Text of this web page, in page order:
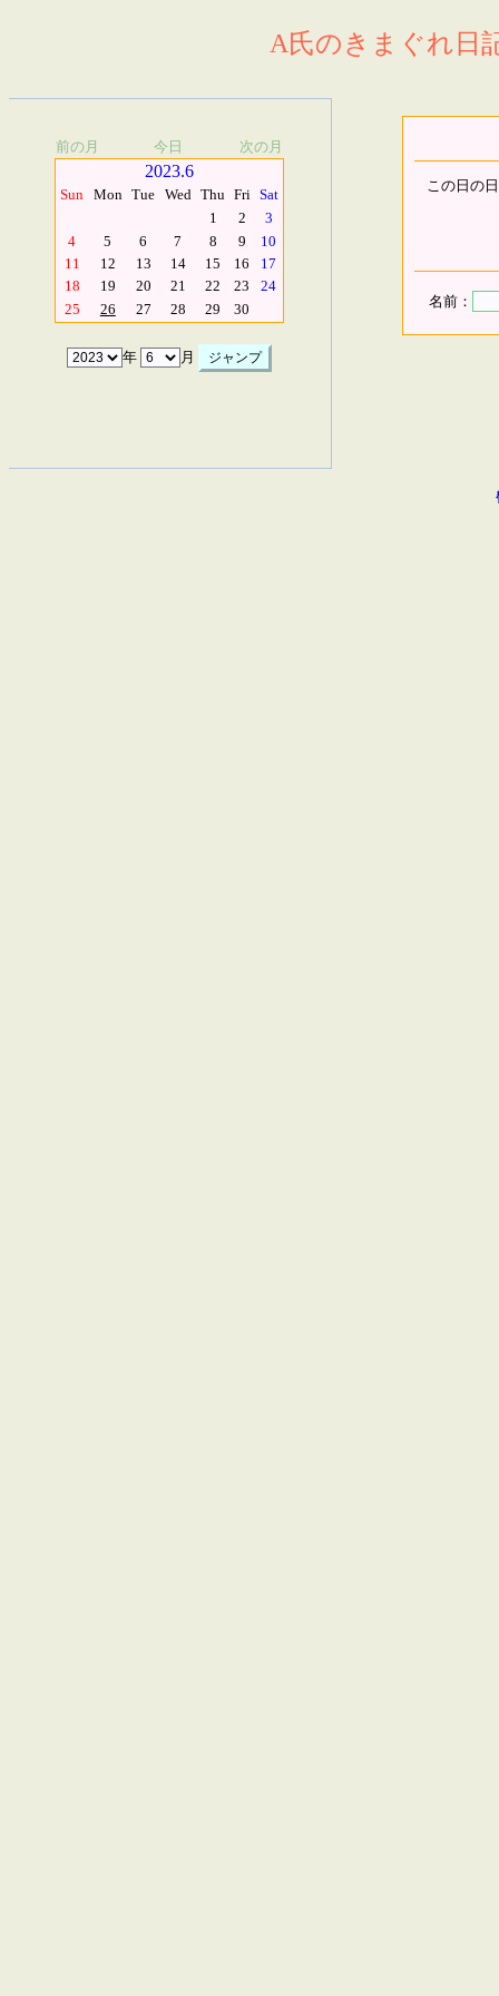
A氏のきまぐれ日
前の月 今日 次の月
2023.6
Sun Mon Tue Wed Thu Fri Sat
1
2
3
4
5 6 7 8 9
10
11
12 13 14 15 16
17
18
19 20 21 22 23
24
25
26 27 28 29 30
年 月
この日の
名前：